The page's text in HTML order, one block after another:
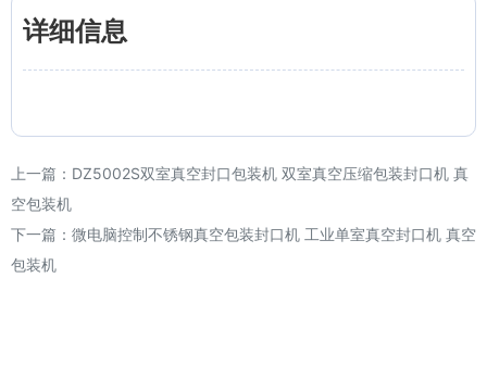
详细信息
上一篇： DZ5002S双室真空封口包装机 双室真空压缩包装封口机 真
空包装机
下一篇： 微电脑控制不锈钢真空包装封口机 工业单室真空封口机 真空
包装机